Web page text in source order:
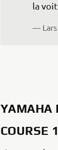
la
— Lars
YAMAHA
COURSE 1